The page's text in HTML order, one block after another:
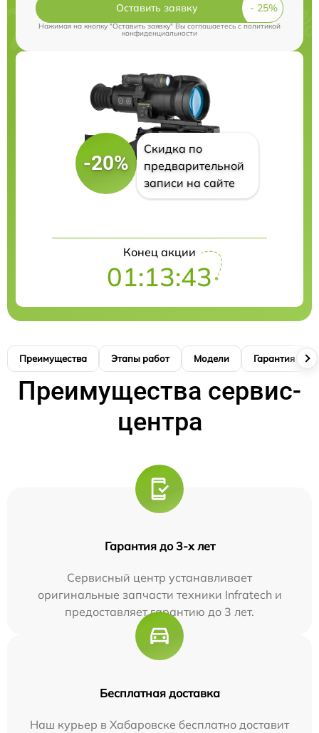
Оставить заявку
Нажимая на кнопку "Оставить заявку" Вы соглашаетесь cполитикой
конфиденциальности
-20%
Скидка по
предварительной
записи на сайте
Конец акции
01:13:42
Преимущества Этапы работ Модели Гарантия
Преимущества сервис-
центра
Гарантия до 3-х лет
Сервисный центр устанавливает
оригинальные запчасти техники Infratech и
предоставляет гарантию до 3 лет.
Бесплатная доставка
Наш курьер в Хабаровске бесплатно доставит